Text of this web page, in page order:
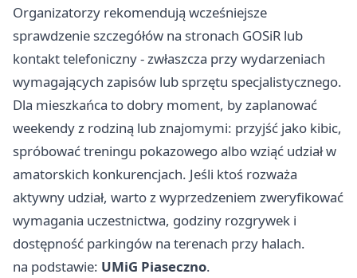
Organizatorzy rekomendują wcześniejsze
sprawdzenie szczegółów na stronach GOSiR lub
kontakt telefoniczny - zwłaszcza przy wydarzeniach
wymagających zapisów lub sprzętu specjalistycznego.
Dla mieszkańca to dobry moment, by zaplanować
weekendy z rodziną lub znajomymi: przyjść jako kibic,
spróbować treningu pokazowego albo wziąć udział w
amatorskich konkurencjach. Jeśli ktoś rozważa
aktywny udział, warto z wyprzedzeniem zweryfikować
wymagania uczestnictwa, godziny rozgrywek i
dostępność parkingów na terenach przy halach.
na podstawie: UMiG Piaseczno.